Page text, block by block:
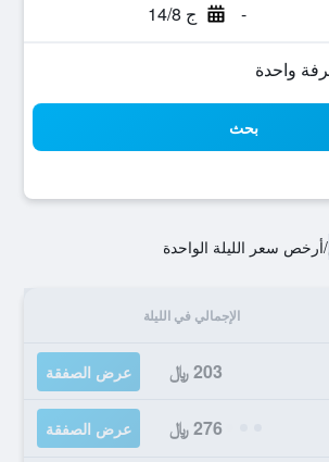
- ج 14/8
بحث
/أرخص سعر الليلة الواحدة
الإجمالي في الليلة
203 ﷼ عرض الصفقة
276 ﷼ عرض الصفقة